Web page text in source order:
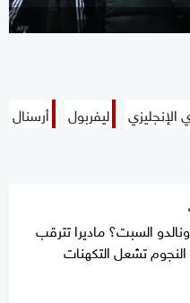
الإنجليزي ليفربول أرسنال
السبت؟ ماديرا تترقب
تشعل التكهنات